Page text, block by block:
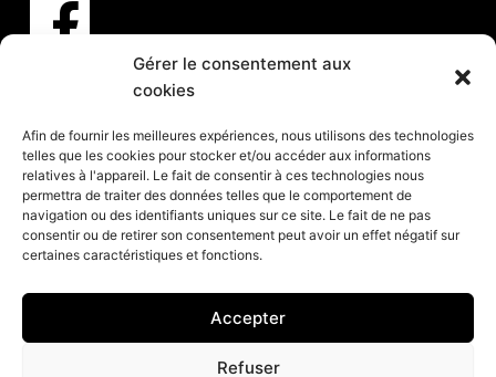
Gérer le consentement aux
cookies
Afin de fournir les meilleures expériences, nous utilisons des technologies
telles que les cookies pour stocker et/ou accéder aux informations
relatives à l'appareil. Le fait de consentir à ces technologies nous
permettra de traiter des données telles que le comportement de
navigation ou des identifiants uniques sur ce site. Le fait de ne pas
consentir ou de retirer son consentement peut avoir un effet négatif sur
certaines caractéristiques et fonctions.
Accepter
Refuser
Abonnez-vous à nos infolettres
Services
Spectacles et animation pour vos partys de Noël
Spectacles pour événements corporatifs
Groupes de musique pour événements
Organisation d’événements corporatifs